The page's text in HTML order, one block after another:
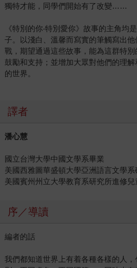
獨特才能，同學們開始有了改變……
《特別的你‧特別愛你》故事的主角均
子。以淺白、溫馨而寫實的筆觸寫出
戰，期望通過這些故事，能為這群特
鼓勵和支持；並增加大眾對他們的理
的世界。
譯者
潘心慧
國立台灣大學中國文學系畢業
美國西雅圖華盛頓大學亞洲語言文學系
美國賓州州立大學教育系研究所進修兒
序／導讀
編者的話
我們都知道世界上有着各種各樣的人